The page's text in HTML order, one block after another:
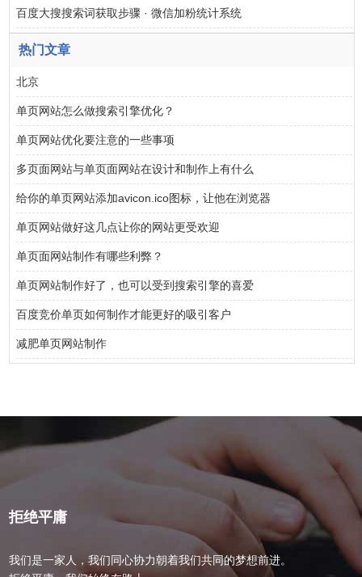
百度大搜搜索词获取步骤 · 微信加粉统计系统
热门文章
北京
单页网站怎么做搜索引擎优化？
单页网站优化要注意的一些事项
多页面网站与单页面网站在设计和制作上有什么
给你的单页网站添加avicon.ico图标，让他在浏览器
单页网站做好这几点让你的网站更受欢迎
单页面网站制作有哪些利弊？
单页网站制作好了，也可以受到搜索引擎的喜爱
百度竞价单页如何制作才能更好的吸引客户
减肥单页网站制作
拒绝平庸
我们是一家人，我们同心协力朝着我们共同的梦想前进。